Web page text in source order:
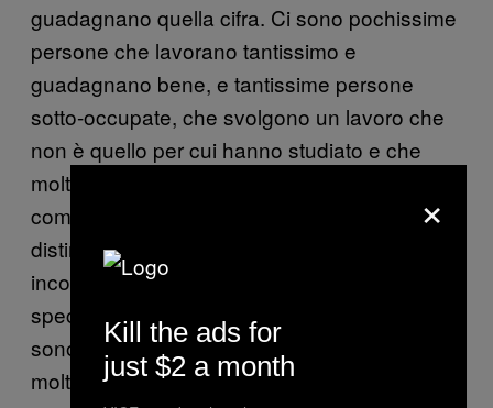
guadagnano quella cifra. Ci sono pochissime
persone che lavorano tantissimo e
guadagnano bene, e tantissime persone
sotto-occupate, che svolgono un lavoro che
non è quello per cui hanno studiato e che
molto spesso sono anche sottopagate,”
commenta. “Ci sono sicuramente dei tratti
distintivi nei giovani di successo che ho
incontrato: sono persone polifunzionali, molto
specializzate—che hanno capito in cosa
sono brave, ma soprattutto che sanno fare
molte altre cose.”
×
Kill the ads for
just $2 a month